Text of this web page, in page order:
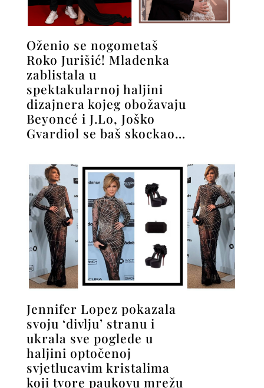
Oženio se nogometaš
Roko Jurišić! Mladenka
zablistala u
spektakularnoj haljini
dizajnera kojeg obožavaju
Beyoncé i J.Lo, Joško
Gvardiol se baš skockao…
Jennifer Lopez pokazala
svoju ‘divlju’ stranu i
ukrala sve poglede u
haljini optočenoj
svjetlucavim kristalima
koji tvore paukovu mrežu